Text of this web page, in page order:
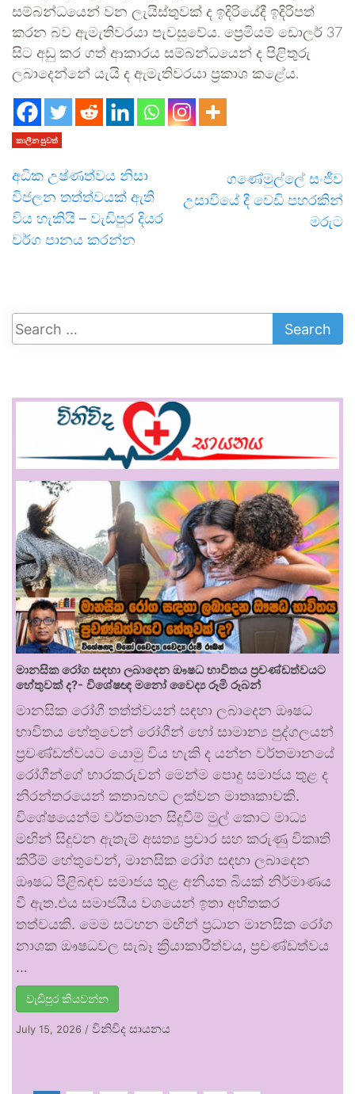
සම්බන්ධයෙන් වන ලැයිස්තුවක් ද ඉදිරියේදී ඉදිරිපත්
කරන බව ඇමැතිවරයා පැවසුවේය. ප්‍රෙමියම් ඩොලර් 37
සිට අඩු කර ගත් ආකාරය සම්බන්ධයෙන් ද පිළිතුරු
ලබාදෙන්නේ යැයි ද ඇමැතිවරයා ප්‍රකාශ කළේය.
කාලීන පුවත්
අධික උෂ්ණත්වය නිසා
විජලන තත්ත්වයක් ඇති
විය හැකියි – වැඩිපුර දියර
වර්ග පානය කරන්න
ගණේමුල්ලේ සංජීව
උසාවියේ දී වෙඩි පහරකින්
මරුට
මානසික රෝග සඳහා ලබාදෙන ඖෂධ භාවිතය ප්‍රචණ්ඩත්වයට
හේතුවක් ද?- විශේෂඥ මනෝ වෛද්‍ය රූමි රූබන්
මානසික රෝගී තත්ත්වයන් සඳහා ලබාදෙන ඖෂධ
භාවිතය හේතුවෙන් රෝගීන් හෝ සාමාන්‍ය පුද්ගලයන්
ප්‍රචණ්ඩත්වයට යොමු විය හැකි ද යන්න වර්තමානයේ
රෝගීන්ගේ භාරකරුවන් මෙන්ම පොදු සමාජය තුළ ද
නිරන්තරයෙන් කතාබහට ලක්වන මාතෘකාවකි.
විශේෂයෙන්ම වර්තමාන සිදුවීම් මුල් කොට මාධ්‍ය
මඟින් සිදුවන ඇතැම් අසත්‍ය ප්‍රචාර සහ කරුණු විකෘති
කිරීම් හේතුවෙන්, මානසික රෝග සඳහා ලබාදෙන
ඖෂධ පිළිබඳව සමාජය තුළ අනියත බියක් නිර්මාණය
වී ඇත.එය සමාජයීය වශයෙන් ඉතා අහිතකර
තත්වයකි. මෙම සටහන මඟින් ප්‍රධාන මානසික රෝග
නාශක ඖෂධවල සැබෑ ක්‍රියාකාරීත්වය, ප්‍රචණ්ඩත්වය
…
වැඩිපුර කියවන්න
July 15, 2026 / විනිවිද සායනය